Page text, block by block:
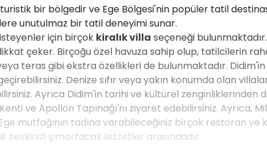
turistik bir bölgedir ve Ege Bölgesi'nin popüler tatil
unutulmaz bir tatil deneyimi sunar.
için birçok kiralık villa seçeneği bulunmaktadır.
çeker. Birçoğu özel havuza sahip olup, tatilcilerin
teras gibi ekstra özellikleri de bulunmaktadır. Didim'in
Denize sıfır veya yakın konumda olan
Ayrıca Didim'in tarihi ve kültürel zenginliklerinden
ve Apollon Tapınağı'nı ziyaret edebilirsiniz. Ayrıca,
mutfağının tadına varabileceğiniz birçok restoran
şımartacak lezzetler arasındadır.